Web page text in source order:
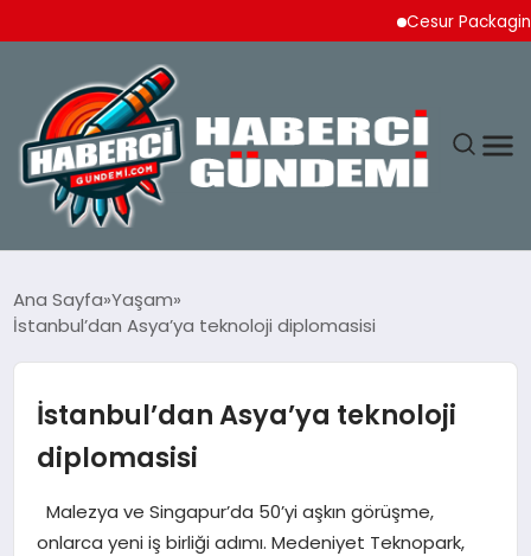
Cesur Packaging,
SPOR
EKONOMI
DÜNYA
Ana Sayfa Yaşam
İstanbul’dan Asya’ya teknoloji diplomasisi
İstanbul’dan Asya’ya teknoloji
diplomasisi
Malezya ve Singapur’da 50’yi aşkın görüşme,
onlarca yeni iş birliği adımı. Medeniyet Teknopark,